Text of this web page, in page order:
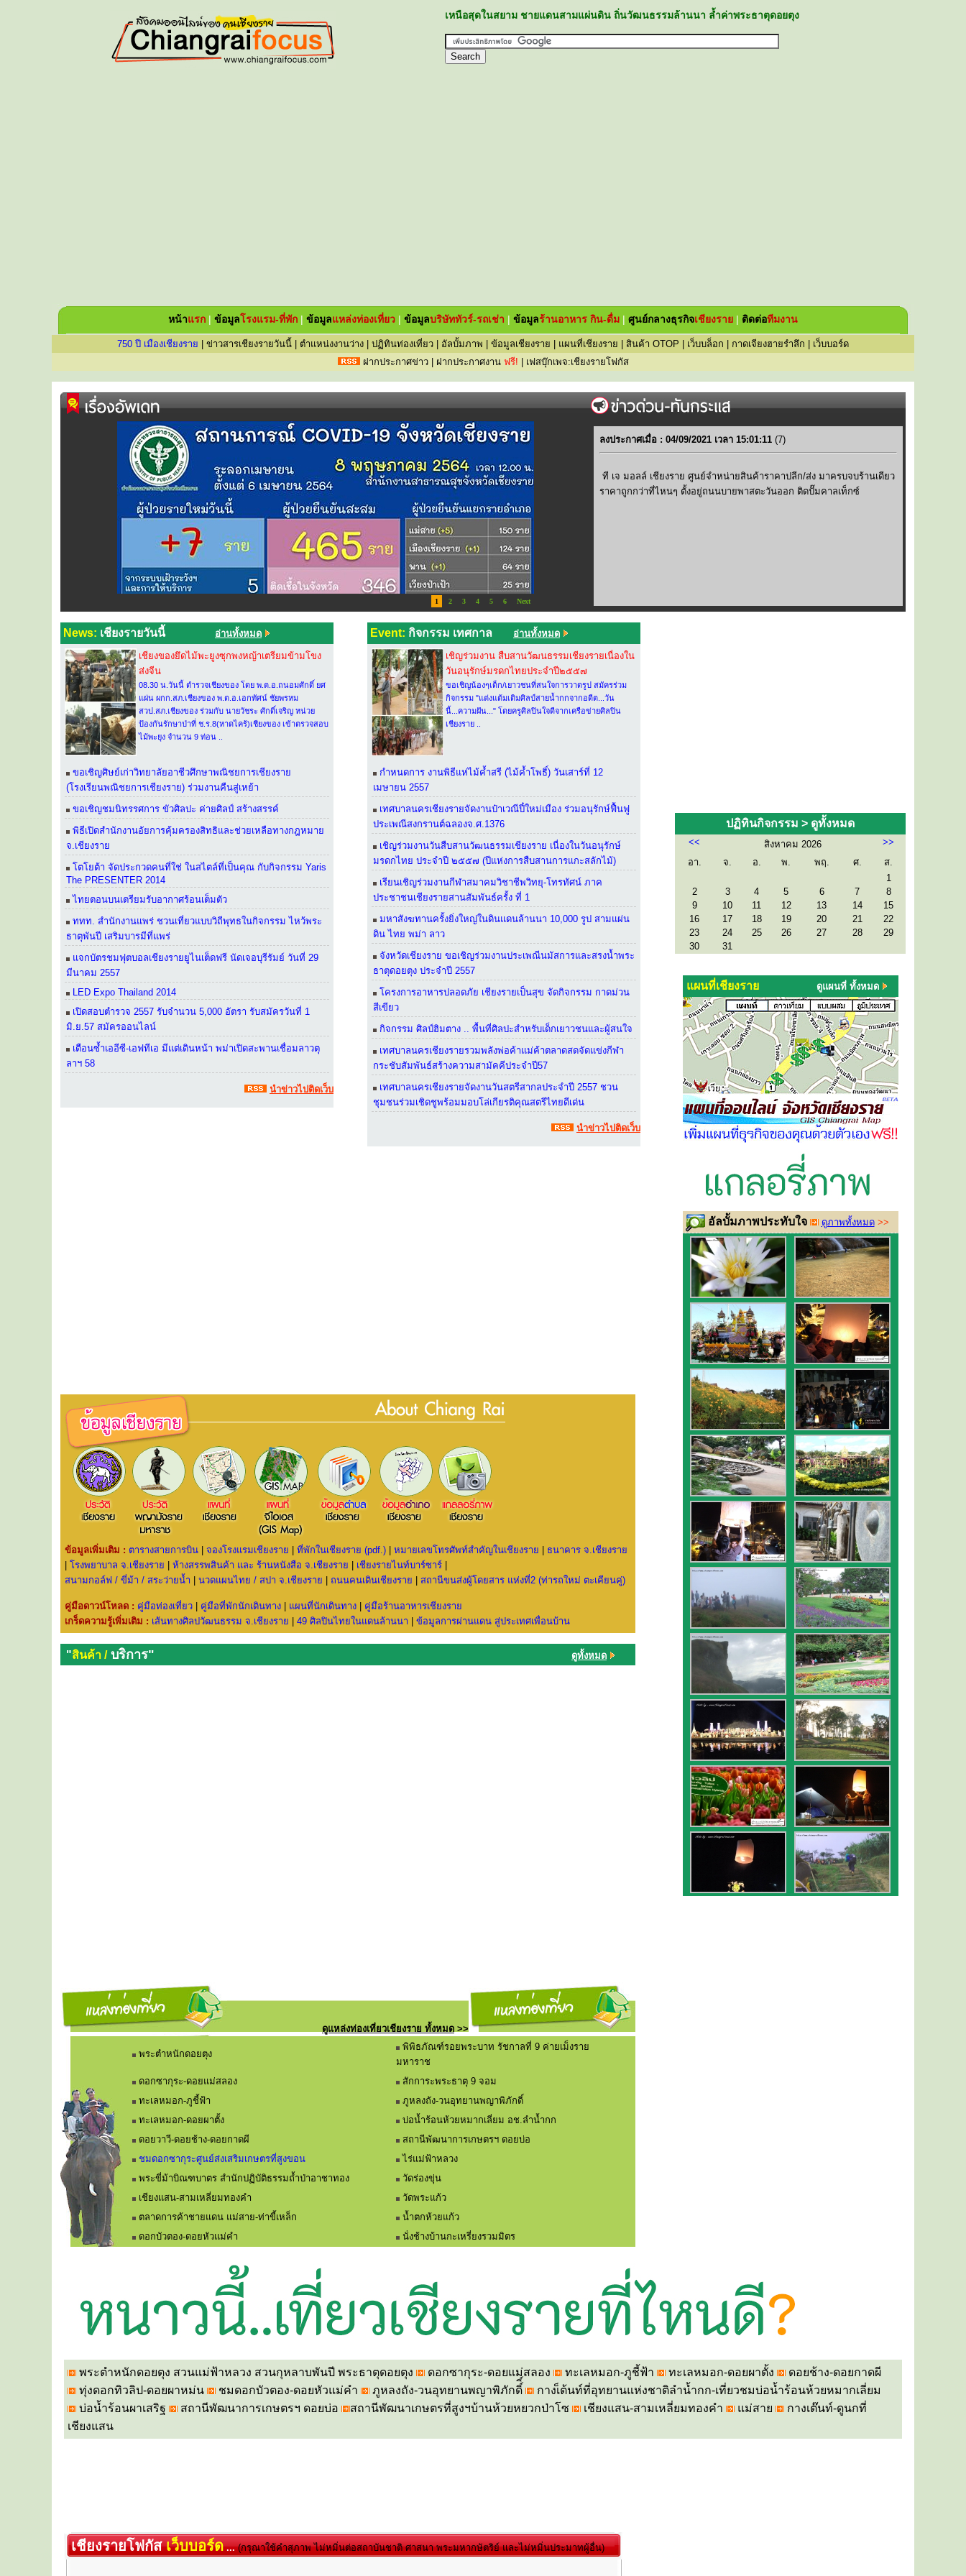
เหนือสุดในสยาม ชายแดนสามแผ่นดิน ถิ่นวัฒนธรรมล้านนา ล้ำค่าพระธาตุดอยตุง
หน้าแรก | ข้อมูลโรงแรม-ที่พัก | ข้อมูลแหล่งท่องเที่ยว | ข้อมูลบริษัททัวร์-รถเช่า | ข้อมูลร้านอาหาร กิน-ดื่ม | ศูนย์กลางธุรกิจเชียงราย | ติดต่อทีมงาน
750 ปี เมืองเชียงราย ข่าวสารเชียงรายวันนี้ ตำแหน่งงานว่าง ปฏิทินท่องเที่ยว อัลบั้มภาพ ข้อมูลเชียงราย แผนที่เชียงราย สินค้า OTOP เว็บบล็อก กาดเจียงฮายรำลึก
เว็บบอร์ด
ฝากประกาศข่าว| ฝากประกาศงาน ฟรี! เฟสบุ๊กเพจ:เชียงรายโฟกัส
ลงประกาศเมื่อ : 04/09/2021 เวลา 15:01:11 (6)
ที เจ มอลล์ เชียงราย ศูนย์จำหน่ายสินค้าราคาปลีก/ส่ง มาครบจบร้านเดียว
ราคาถูกกว่าที่ไหนๆ ตั้งอยู่ถนนบายพาสตะวันออก ติดปั๊มคาลเท็กซ์
News: เชียงรายวันนี้ อ่านทั้งหมด
เชียงของยึดไม้พะยูงซุกพงหญ้าเตรียมข้ามโขง
ส่งจีน
08.30 น.วันนี้ ตำรวจเชียงของ โดย พ.ต.อ.ถนอมศักดิ์ ยศ
แผ่น ผกก.สภ.เชียงของ พ.ต.อ.เอกทัศน์ ชัยพรหม
สวป.สภ.เชียงของ ร่วมกับ นายวัชระ ศักดิ์เจริญ หน่วย
ป้องกันรักษาป่าที่ ช.ร.8(หาดไคร้)เชียงของ เข้าตรวจสอบ
ไม้พะยุง จำนวน 9 ท่อน ..
ขอเชิญศิษย์เก่าวิทยาลัยอาชีวศึกษาพณิชยการเชียงราย
(โรงเรียนพณิชยการเชียงราย) ร่วมงานคืนสู่เหย้า
ขอเชิญชมนิทรรศการ ขัวศิลปะ ค่ายศิลป์ สร้างสรรค์
พิธีเปิดสำนักงานอัยการคุ้มครองสิทธิและช่วยเหลือทางกฎหมาย
จ.เชียงราย
โตโยต้า จัดประกวดคนที่ใช่ ในสไตล์ที่เป็นคุณ กับกิจกรรม Yaris
The PRESENTER 2014
ไทยตอนบนเตรียมรับอากาศร้อนเต็มตัว
ททท. สำนักงานแพร่ ชวนเที่ยวแบบวิถีพุทธในกิจกรรม ไหว้พระ
ธาตุพันปี เสริมบารมีที่แพร่
แจกบัตรชมฟุตบอลเชียงรายยูไนเต็ดฟรี นัดเจอบุรีรัมย์ วันที่ 29
มีนาคม 2557
LED Expo Thailand 2014
เปิดสอบตำรวจ 2557 รับจำนวน 5,000 อัตรา รับสมัครวันที่ 1
มิ.ย.57 สมัครออนไลน์
เตือนซ้ำเออีซี-เอฟทีเอ มีแต่เดินหน้า พม่าเปิดสะพานเชื่อมลาวตุ
ลาฯ 58
นำข่าวไปติดเว็บ
Event: กิจกรรม เทศกาล อ่านทั้งหมด
เชิญร่วมงาน สืบสานวัฒนธรรมเชียงรายเนื่องใน
วันอนุรักษ์มรดกไทยประจำปี๒๕๕๗
ขอเชิญน้องๆเด็ก/เยาวชนที่สนใจการวาดรูป สมัครร่วม
กิจกรรม "แต่งแต้มเติมศิลป์สายน้ำกกจากอดีต...วัน
นี้...ความฝัน..." โดยครูศิลปินใจดีจากเครือข่ายศิลปิน
เชียงราย ..
กำหนดการ งานพิธีแห่ไม้ค้ำสรี (ไม้ค้ำโพธิ์) วันเสาร์ที่ 12
เมษายน 2557
เทศบาลนครเชียงรายจัดงานป๋าเวณีปี๋ใหม่เมือง ร่วมอนุรักษ์ฟื้นฟู
ประเพณีสงกรานต์ฉลองจ.ศ.1376
เชิญร่วมงานวันสืบสานวัฒนธรรมเชียงราย เนื่องในวันอนุรักษ์
มรดกไทย ประจําปี ๒๕๕๗ (ปีแห่งการสืบสานการแกะสลักไม้)
เรียนเชิญร่วมงานกีฬาสมาคมวิชาชีพวิทยุ-โทรทัศน์ ภาค
ประชาชนเชียงรายสานสัมพันธ์ครั้ง ที่ 1
มหาสังฆทานครั้งยิ่งใหญ่ในดินแดนล้านนา 10,000 รูป สามแผ่น
ดิน ไทย พม่า ลาว
จังหวัดเชียงราย ขอเชิญร่วมงานประเพณีนมัสการและสรงน้ำพระ
ธาตุดอยตุง ประจำปี 2557
โครงการอาหารปลอดภัย เชียงรายเป็นสุข จัดกิจกรรม กาดม่วน
สีเขียว
กิจกรรม ศิลป์ฮิมตาง .. พื้นที่ศิลปะสำหรับเด็กเยาวชนและผู้สนใจ
เทศบาลนครเชียงรายรวมพลังพ่อค้าแม่ค้าตลาดสดจัดแข่งกีฬา
กระชับสัมพันธ์สร้างความสามัคคีประจำปี57
เทศบาลนครเชียงรายจัดงานวันสตรีสากลประจำปี 2557 ชวน
ชุมชนร่วมเชิดชูพร้อมมอบโล่เกียรติคุณสตรีไทยดีเด่น
นำข่าวไปติดเว็บ
ข้อมูลเพิ่มเติม : ตารางสายการบิน จองโรงแรมเชียงราย ที่พักในเชียงราย (pdf.) หมายเลขโทรศัพท์สำคัญในเชียงราย
ธนาคาร จ.เชียงราย
โรงพยาบาล จ.เชียงราย ห้างสรรพสินค้า และ ร้านหนังสือ จ.เชียงราย เชียงรายไนท์บาร์ซาร
สนามกอล์ฟ / ขี่ม้า / สระว่ายน้ำ
นวดแผนไทย / สปา จ.เชียงราย ถนนคนเดินเชียงราย สถานีขนส่งผู้โดยสาร แห่งที่2 (ท่ารถใหม่ ตะเคียนคู่)
คู่มือดาวน์โหลด : คู่มือท่องเที่ยว คู่มือที่พักนักเดินทาง แผนที่นักเดินทาง
คู่มือร้านอาหารเชียงราย
เกร็ดความรู้เพิ่มเติม : เส้นทางศิลปวัฒนธรรม จ.เชียงราย 49 ศิลปินไทยในแดนล้านนา ข้อมูลการผ่านแดน สู่ประเทศเพื่อนบ้าน
"สินค้า /บริการ" ดูทั้งหมด
ดูแหล่งท่องเที่ยวเชียงราย ทั้งหมด >>
พระตำหนักดอยตุง
พิพิธภัณฑ์รอยพระบาท รัชกาลที่ 9 ค่ายเม็งราย
มหาราช
ดอกซากุระ-ดอยแม่สลอง
สักการะพระธาตุ 9 จอม
ทะเลหมอก-ภูชี้ฟ้า
ภูหลงถัง-วนอุทยานพญาพิภักดิ์
ทะเลหมอก-ดอยผาตั้ง
บ่อน้ำร้อนห้วยหมากเลี่ยม อช.ลำน้ำกก
ดอยวาวี-ดอยช้าง-ดอยกาดผี
สถานีพัฒนาการเกษตรฯ ดอยบ่อ
ชมดอกซากุระศูนย์ส่งเสริมเกษตรที่สูงขอน
ไร่แม่ฟ้าหลวง
พระขี่ม้าบิณฑบาตร สำนักปฏิบัติธรรมถ้ำป่าอาชาทอง
วัดร่องขุ่น
เชียงแสน-สามเหลี่ยมทองคำ
วัดพระแก้ว
ตลาดการค้าชายแดน แม่สาย-ท่าขี้เหล็ก
น้ำตกห้วยแก้ว
ดอกบัวตอง-ดอยหัวแม่คำ
นั่งช้างบ้านกะเหรี่ยงรวมมิตร
ปฏิทินกิจกรรม > ดูทั้งหมด
<< สิงหาคม 2026
>>
อา.
จ. อ. พ. พฤ. ศ.
ส.
1
2
3 4 5 6 7
8
9
10 11 12 13 14
15
16
17 18 19 20 21
22
23
24 25 26 27 28
29
30
31
แผนที่เชียงราย ดูแผนที่ ทั้งหมด
อัลบั้มภาพประทับใจ ดูภาพทั้งหมด>>
พระตำหนักดอยตุง สวนแม่ฟ้าหลวง สวนกุหลาบพันปี พระธาตุดอยตุง ดอกซากุระ-ดอยแม่สลอง ทะเลหมอก-ภูชี้ฟ้า ทะเลหมอก-ดอยผาตั้ง
ดอยช้าง-ดอยกาดผี
ทุ่งดอกทิวลิป-ดอยผาหม่น
ชมดอกบัวตอง-ดอยหัวแม่คำ ภูหลงถัง-วนอุทยานพญาพิภักดิ์
กางเ็ต้นท์ที่อุทยานแห่งชาติลำน้ำกก-เที่ยวชมบ่อน้ำร้อนห้วยหมากเลี่ยม
บ่อน้ำร้อนผาเสริฐ
สถานีพัฒนาการเกษตรฯ ดอยบ่อ สถานีพัฒนาเกษตรที่สูงฯบ้านห้วยหยวกป่าโซ เชียงแสน-สามเหลี่ยมทองคำ แม่สาย กางเต๊นท์-ดูนกที่
เชียงแสน
เชียงรายโฟกัสเว็บบอร์ด...(กรุณาใช้คำสุภาพ ไม่หมิ่นต่อสถาบันชาติ ศาสนา พระมหากษัตริย์ และไม่หมิ่นประมาทผู้อื่น)